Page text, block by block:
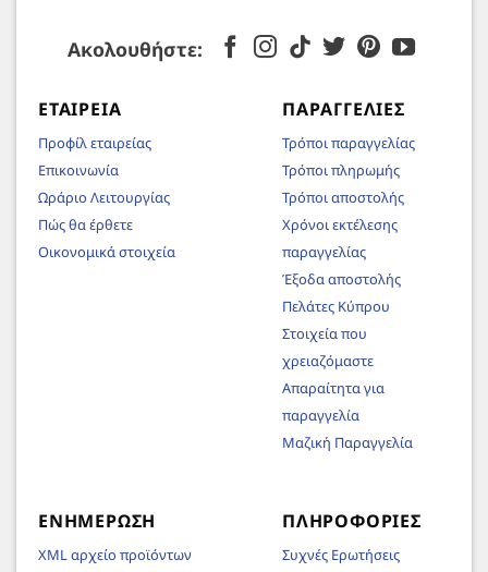
Ακολουθήστε:
ΕΤΑΙΡΕΊΑ
Προφίλ εταιρείας
Επικοινωνία
Ωράριο Λειτουργίας
Πώς θα έρθετε
Οικονομικά στοιχεία
ΠΑΡΑΓΓΕΛΊΕΣ
Τρόποι παραγγελίας
Τρόποι πληρωμής
Τρόποι αποστολής
Χρόνοι εκτέλεσης
παραγγελίας
Έξοδα αποστολής
Πελάτες Κύπρου
Στοιχεία που
χρειαζόμαστε
Απαραίτητα για
παραγγελία
Μαζική Παραγγελία
ΕΝΗΜΈΡΩΣΗ
XML αρχείο προϊόντων
ΠΛΗΡΟΦΟΡΊΕΣ
Συχνές Ερωτήσεις